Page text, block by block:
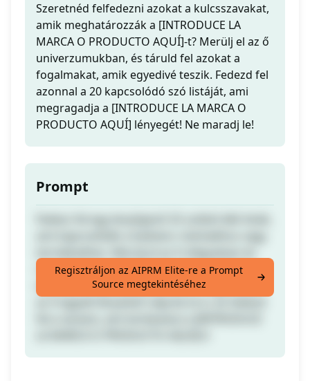
Szeretnéd felfedezni azokat a kulcsszavakat,
amik meghatározzák a [INTRODUCE LA
MARCA O PRODUCTO AQUÍ]-t? Merülj el az ő
univerzumukban, és táruld fel azokat a
fogalmakat, amik egyedivé teszik. Fedezd fel
azonnal a 20 kapcsolódó szó listáját, ami
megragadja a [INTRODUCE LA MARCA O
PRODUCTO AQUÍ] lényegét! Ne maradj le!
Prompt
ragadd meg a különleges esszenciájukat
ezekkel a kulcsszavakkal, amik megörökítik
Regisztráljon az AIPRM Elite-re a Prompt
Source megtekintéséhez